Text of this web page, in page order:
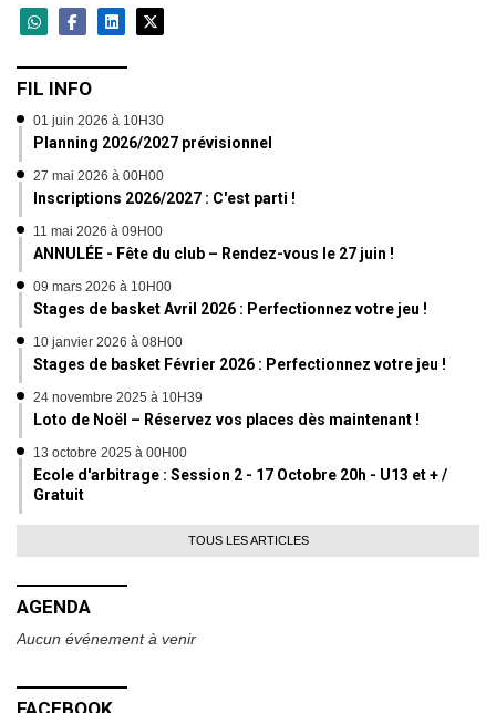
FIL INFO
01 juin 2026 à 10H30
Planning 2026/2027 prévisionnel
27 mai 2026 à 00H00
Inscriptions 2026/2027 : C'est parti !
11 mai 2026 à 09H00
ANNULÉE - Fête du club – Rendez-vous le 27 juin !
09 mars 2026 à 10H00
Stages de basket Avril 2026 : Perfectionnez votre jeu !
10 janvier 2026 à 08H00
Stages de basket Février 2026 : Perfectionnez votre jeu !
24 novembre 2025 à 10H39
Loto de Noël – Réservez vos places dès maintenant !
13 octobre 2025 à 00H00
Ecole d'arbitrage : Session 2 - 17 Octobre 20h - U13 et + /
Gratuit
TOUS LES ARTICLES
AGENDA
Aucun événement à venir
FACEBOOK